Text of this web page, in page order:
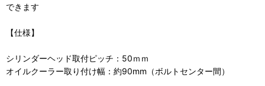
できます
【仕様】
シリンダーヘッド取付ピッチ：50ｍｍ
オイルクーラー取り付け幅：約90mm（ボルトセンター間）